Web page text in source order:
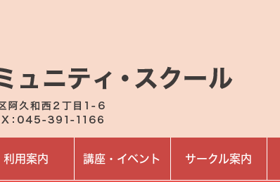
利用案内 講座・イベント サークル案内